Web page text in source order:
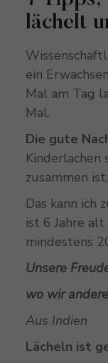
lächelt
ein
Mal am Tag
Mal.
Die gute
Kinderlachen
zusammen
Das kann ich
ist 6 Jahre
mindestens
Unsere
wo wir
Aus Indien
Lächeln ist